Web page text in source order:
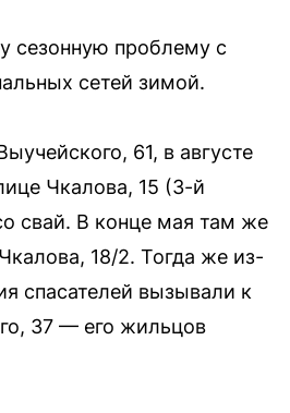
сезонную проблему с
сетей зимой.
61, в августе
Чкалова, 15 (3-й
свай. В конце мая там же
18/2. Тогда же из-
спасателей вызывали к
37 — его жильцов